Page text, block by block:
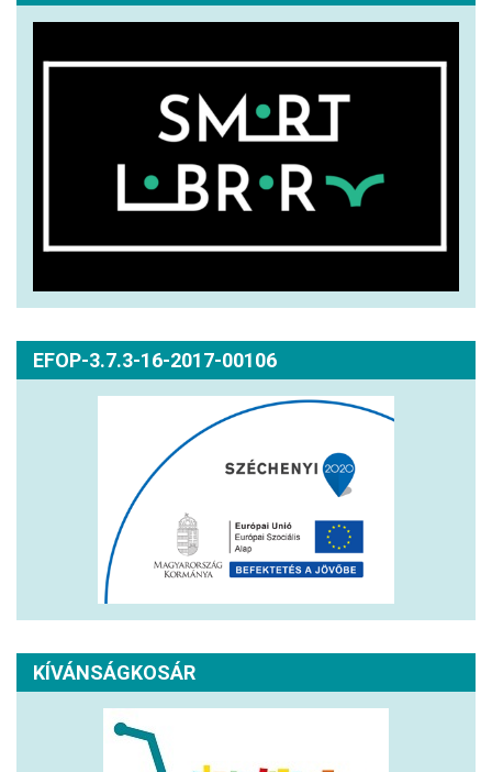
EFOP-3.7.3-16-2017-00106
KÍVÁNSÁGKOSÁR